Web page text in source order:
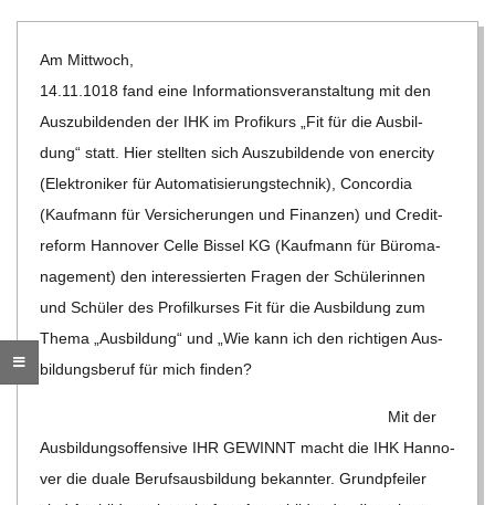
N
O
R
E
G
O
L
Am Mitt­woch,
14.11.1018 fand eine Infor­ma­ti­ons­ver­an­stal­tung mit den
Aus­zu­bil­den­den der IHK im Pro­fi­kurs „Fit für die Aus­bil­
dung“ statt. Hier stell­ten sich Aus­zu­bil­dende von ener­city
(Elek­tro­ni­ker für Auto­ma­ti­sie­rungs­tech­nik), Con­cor­dia
(Kauf­mann für Ver­si­che­run­gen und Finan­zen) und Cre­dit­
re­form Han­no­ver Celle Bis­sel KG (Kauf­mann für Büro­ma­
nage­ment) den inter­es­sier­ten Fra­gen der Schü­le­rin­nen
und Schü­ler des Pro­fil­kur­ses Fit für die Aus­bil­dung zum
Thema „Aus­bil­dung“ und „Wie kann ich den rich­ti­gen Aus­
bil­dungs­be­ruf für mich finden?
Mit der
Aus­bil­dungs­of­fen­sive IHR GEWINNT macht die IHK Han­no­
ver die duale Berufs­aus­bil­dung bekann­ter. Grund­pfei­ler